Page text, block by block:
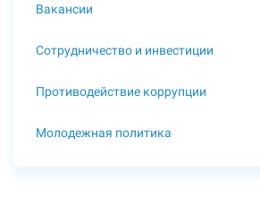
Вакансии
Сотрудничество и инвестиции
Противодействие коррупции
Молодежная политика